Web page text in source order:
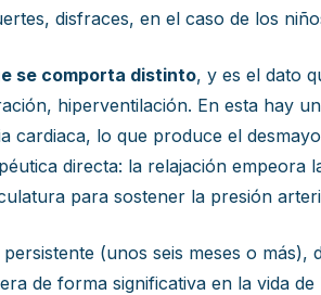
disfraces, en el caso de los
se comporta distinto, y es el dato
hiperventilación. En esta hay
lo que produce el
directa: la relajación empeora
para sostener la presión
(unos seis meses o
de forma significativa en la vida de